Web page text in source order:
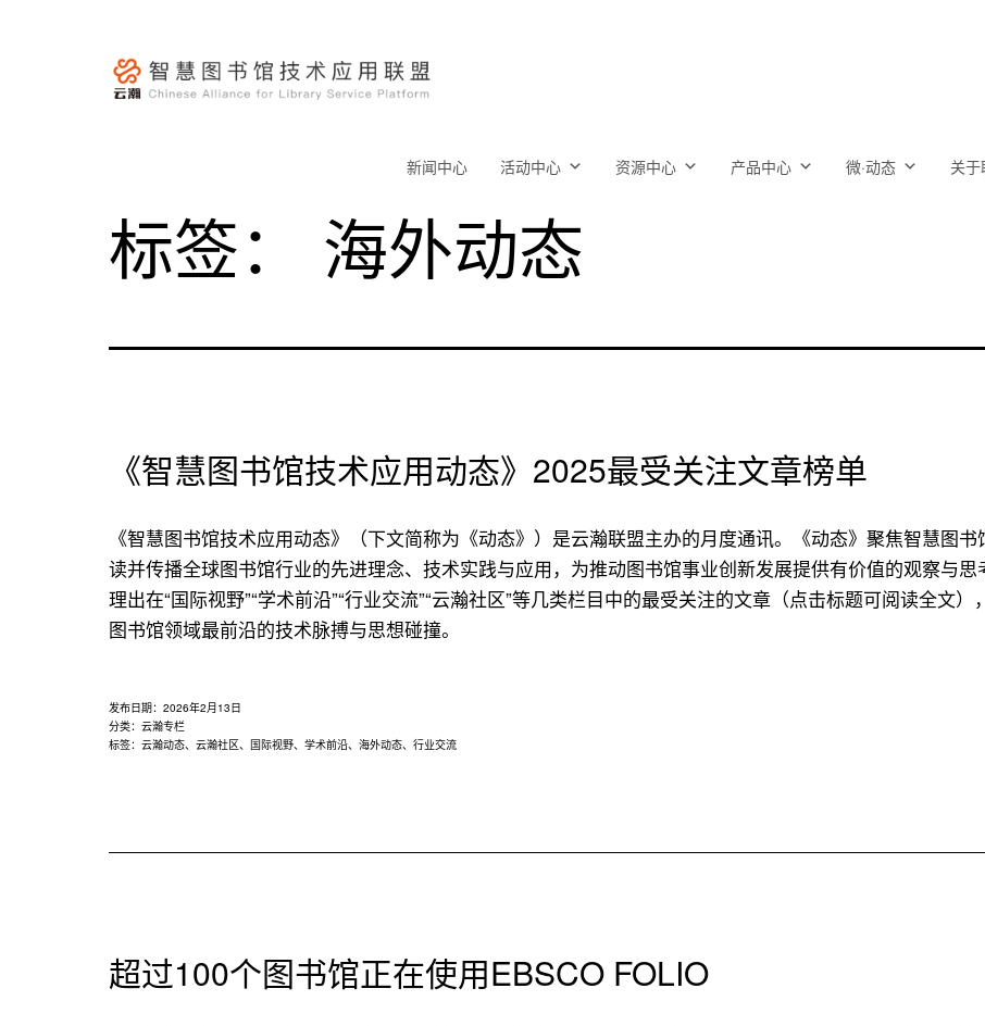
盟-
智
慧
书
联
盟
新闻中心 活动中心 资源中心 产品中心 微·动态 关于
标签： 海外动态
《智慧图书馆技术应用动态》2025最受关注文章榜单
《智慧图书馆技术应用动态》（下文简称为《动态》）是云瀚联盟主办的月度通讯。《动态》聚焦智慧图
读并传播全球图书馆行业的先进理念、技术实践与应用，为推动图书馆事业创新发展提供有价值的观察与
理出在“国际视野”“学术前沿”“行业交流”“云瀚社区”等几类栏目中的最受关注的文章（点击标题可阅读全文
图书馆领域最前沿的技术脉搏与思想碰撞。
发布日期： 2026年2月13日
分类： 云瀚专栏
标签： 云瀚动态、 云瀚社区、 国际视野、 学术前沿、 海外动态、 行业交流
超过100个图书馆正在使用EBSCO FOLIO